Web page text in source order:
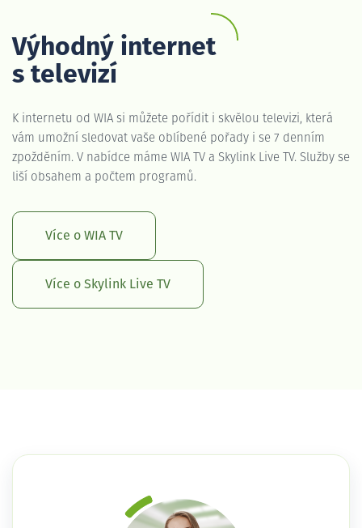
Výhodný internet
s televizí
K internetu od WIA si můžete pořídit i skvělou televizi, která
vám umožní sledovat vaše oblíbené pořady i se 7 denním
zpožděním. V nabídce máme WIA TV a Skylink Live TV. Služby se
liší obsahem a počtem programů.
Více o WIA TV
Více o Skylink Live TV